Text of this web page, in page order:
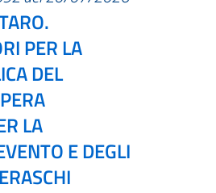
PER LA
DEL
LA
E DEGLI